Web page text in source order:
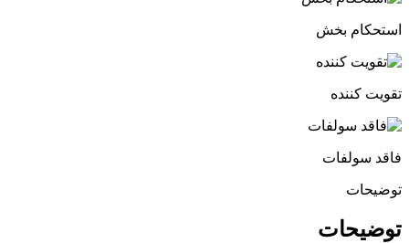
استحکام بخش
تقویت کننده
فاقد سولفات
توضیحات
توضیحات